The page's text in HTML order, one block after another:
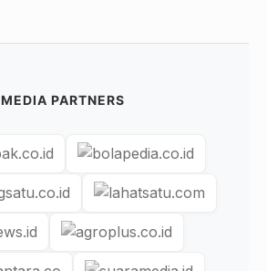
MEDIA PARTNERS